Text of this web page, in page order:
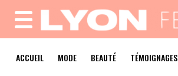
MENU
ACCUEIL MODE BEAUTÉ TÉMOIGNAGES